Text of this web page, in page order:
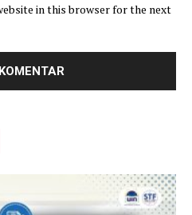
in this browser for the next